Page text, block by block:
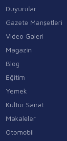
Duyurular
Gazete Manşetleri
Video Galeri
Magazin
Blog
Eğitim
Yemek
Kültür Sanat
Makaleler
Otomobil